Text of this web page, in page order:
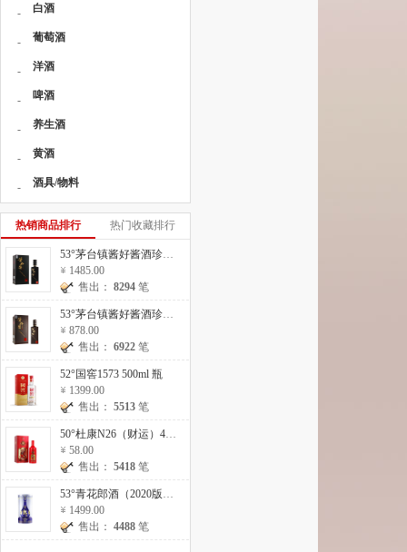
- 白酒
- 葡萄酒
- 洋酒
- 啤酒
- 养生酒
- 黄酒
- 酒具/物料
热销商品排行 热门收藏排行
53°茅台镇酱好酱酒珍藏20 500ml
1485.00
售出： 8294 笔
53°茅台镇酱好酱酒珍藏10 500ml
878.00
售出： 6922 笔
52°国窖1573 500ml 瓶
1399.00
售出： 5513 笔
50°杜康N26（财运）475ml 瓶
58.00
售出： 5418 笔
53°青花郎酒（2020版）500ml 瓶
1499.00
售出： 4488 笔